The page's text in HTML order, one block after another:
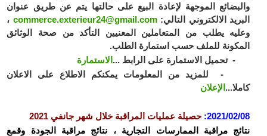
الموجهة لإعادة البيع على حالتها يتم عن طريق عنوان
الالكتروني التالي:
commerce.exterieur24@gmail.com،
يطلب من المتعاملين المعنيين التأكد من صحة الوثائق
للملف حسب استمارة الطلب.
الاستمارة على الرابط ...الاستمارة
من المعلومات يمكنكم الاطلاع على الاعلان
الإعلان
2021/
:حصيلة عمليات المراقبة خلال شهر جانفي 2021
مراقبة الممارسات التجارية ، نتائج مراقبة الجودة وقمع